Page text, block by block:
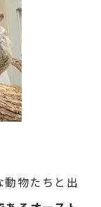
動物たちと出